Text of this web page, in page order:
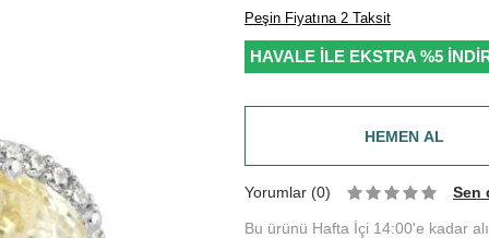
Peşin Fiyatına 2 Taksit
HAVALE İLE EKSTRA %5
HEMEN AL
Yorumlar (0) Sen
Bu ürünü Hafta İçi 14:00'e kadar